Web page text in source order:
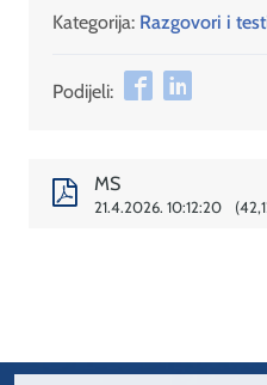
Kategorija: Razgovori i
Podijeli:
MS
21.4.2026. 10:12:20